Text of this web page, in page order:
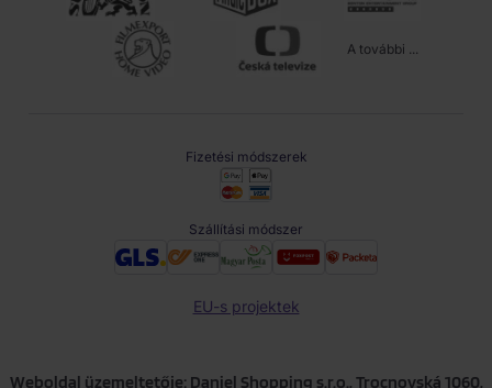
A további ...
Fizetési módszerek
Szállítási módszer
EU-s projektek
Weboldal üzemeltetője: Daniel Shopping s.r.o., Trocnovská 1060,